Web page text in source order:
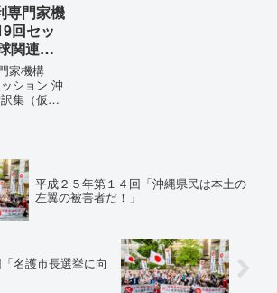
専門家機
回セッ
関連発
家機構
ション 沖
集（仮
化合物）
文化（...
平成２５年第１４回「沖縄県民は本土の
左翼の被害者だ！」
名護市長選挙に向